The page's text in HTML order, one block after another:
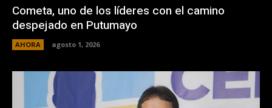
Cometa, uno de los líderes con el camino
despejado en Putumayo
AHORA agosto 1, 2026